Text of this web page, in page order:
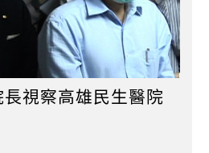
視察高雄民生醫院